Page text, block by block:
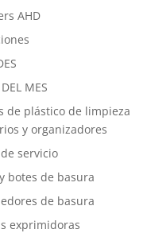
AHD
MES
de plástico de limpieza
y organizadores
servicio
botes de basura
de basura
exprimidoras